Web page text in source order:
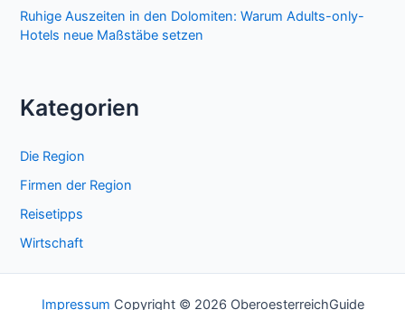
Ruhige Auszeiten in den Dolomiten: Warum Adults-only-
Hotels neue Maßstäbe setzen
Kategorien
Die Region
Firmen der Region
Reisetipps
Wirtschaft
Impressum Copyright © 2026 OberoesterreichGuide